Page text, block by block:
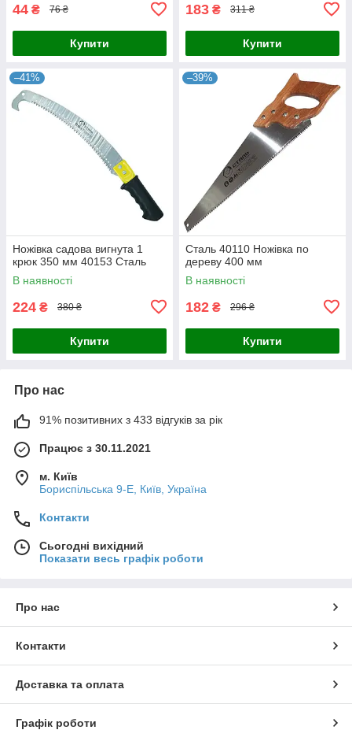
44 ₴ 76 ₴
Купити
183 ₴ 311 ₴
Купити
–41%
Ножівка садова вигнута 1
крюк 350 мм 40153 Сталь
В наявності
224 ₴ 380 ₴
Купити
–39%
Сталь 40110 Ножівка по
дереву 400 мм
В наявності
182 ₴ 296 ₴
Купити
Про нас
91% позитивних з 433 відгуків за рік
Працює з 30.11.2021
м. Київ
Бориспільська 9-Е, Київ, Україна
Контакти
Сьогодні вихідний
Показати весь графік роботи
Про нас
Контакти
Доставка та оплата
Графік роботи